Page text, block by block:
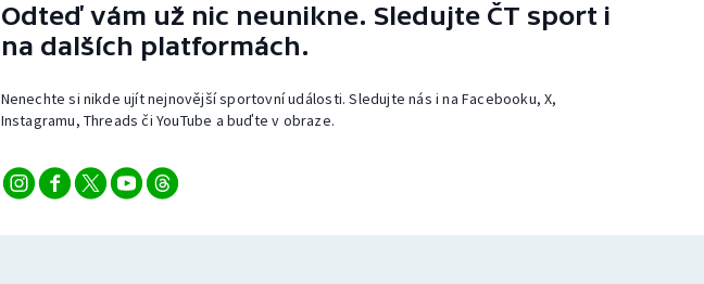
Odteď vám už nic neunikne. Sledujte ČT sport i
na dalších platformách.
Nenechte si nikde ujít nejnovější sportovní události. Sledujte nás i na Facebooku, X,
Instagramu, Threads či YouTube a buďte v obraze.